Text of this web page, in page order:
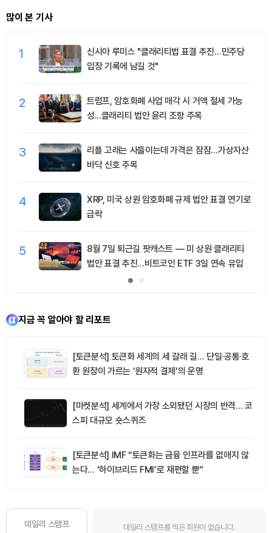
많이 본 기사
1
신시아 루미스 "클래리티법 표결 추진…민주당
입장 기록에 남길 것"
2
트럼프, 암호화폐 사업 매각 시 거액 절세 가능
성...클래리티 법안 윤리 조항 주목
3
리플 고래는 사들이는데 가격은 잠잠…가상자산
바닥 신호 주목
4
XRP, 미국 상원 암호화폐 규제 법안 표결 연기로
급락
5
8월 7일 퇴근길 팟캐스트 — 미 상원 클래리티
법안 표결 추진…비트코인 ETF 3일 연속 유입
지금 꼭 알아야 할 리포트
[토큰분석] 토큰화 세계의 세 갈래 길… 단일·공통·호
환 원장이 가르는 ‘원자적 결제’의 운명
[마켓분석] 세계에서 가장 소외됐던 시장의 반격… 코
스피 대규모 숏스퀴즈
[토큰분석] IMF “토큰화는 금융 인프라를 없애지 않
는다… ‘하이브리드 FMI’로 재편할 뿐”
데일리 스탬프
데일리 스탬프를 찍은 회원이 없습니다.